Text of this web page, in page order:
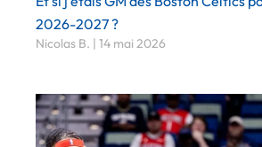
2026-2027 ?
Nicolas B. 14 mai 2026